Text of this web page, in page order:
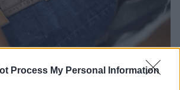
Process My Personal Information
αγαπημένα ονόματα των